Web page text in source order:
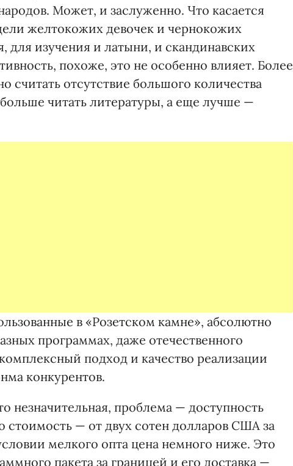
Может, и заслуженно. Что касается
жел­токожих девочек и чернокожих
для изучения и латыни, и скандинавских
похоже, это не особенно влияет. Более
отсутствие большого количества
читать литературы, а еще лучше —
в «Розетском камне», абсолютно
программах, даже отечественного
подход и качество реализации
конкурентов.
незначительная, проблема — доступность
стоимость — от двух сотен долларов США за
мелкого опта цена немного ниже. Это
пакета за границей и его доставка —